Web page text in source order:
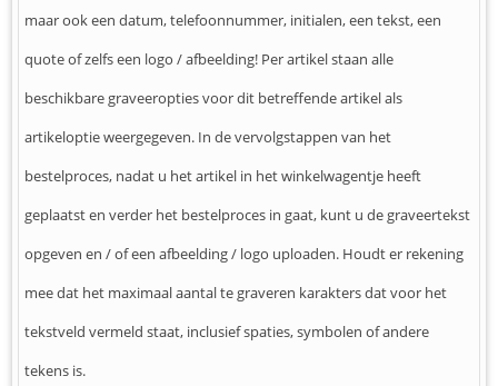
maar ook een datum, telefoonnummer, initialen, een tekst, een
quote of zelfs een logo / afbeelding! Per artikel staan alle
beschikbare graveeropties voor dit betreffende artikel als
artikeloptie weergegeven. In de vervolgstappen van het
bestelproces, nadat u het artikel in het winkelwagentje heeft
geplaatst en verder het bestelproces in gaat, kunt u de graveertekst
opgeven en / of een afbeelding / logo uploaden. Houdt er rekening
mee dat het maximaal aantal te graveren karakters dat voor het
tekstveld vermeld staat, inclusief spaties, symbolen of andere
tekens is.